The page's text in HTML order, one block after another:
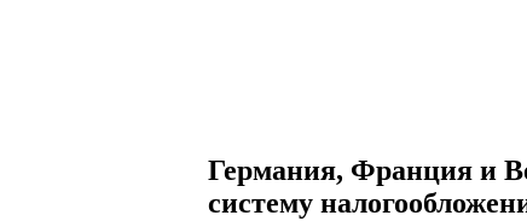
Германия, Франция и
систему